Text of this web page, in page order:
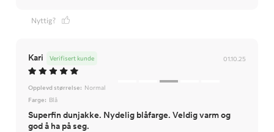
Nyttig?
Kari 01.10.25
Verifisert kunde
Opplevd størrelse: Normal
Farge: Blå
Superfin dunjakke. Nydelig blåfarge. Veldig varm og
god å ha på seg.